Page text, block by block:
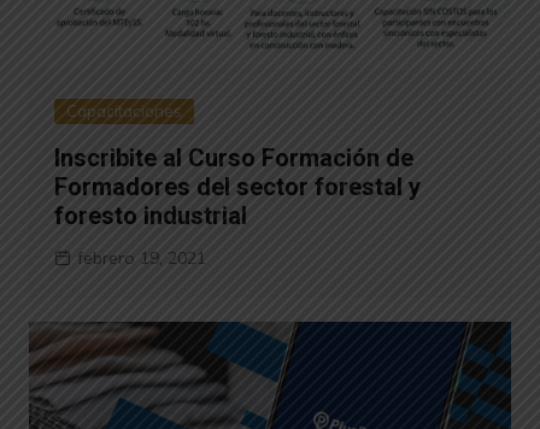
Capacitaciones
Inscribite al Curso Formación de
Formadores del sector forestal y
foresto industrial
febrero 19, 2021